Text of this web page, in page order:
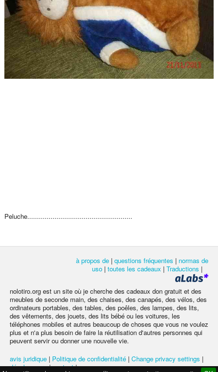
Peluche......................................................
à propos de | questions fréquentes | normas de
uso | toutes les cadeaux | Traductions |
nolotiro.org est un site où je cherche des cadeaux don gratuit et des
meubles de seconde main, des chaises, des canapés, des vélos, des
ordinateurs portables, des tables, des poêles, des lampes, des lits,
des vêtements, des jouets, des lits bébé ou les voitures, les
téléphones mobiles et autres beaucoup de choses que vous ne voulez
plus et n'a plus besoin de faire la réutilisation d'autres personnes qui
peuvent servir ou donner une nouvelle vie.
avis juridique | Politique de confidentialité | Change privacy settings |
développeurs|contact|